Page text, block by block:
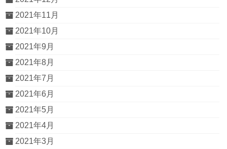
2021年11月
2021年10月
2021年9月
2021年8月
2021年7月
2021年6月
2021年5月
2021年4月
2021年3月